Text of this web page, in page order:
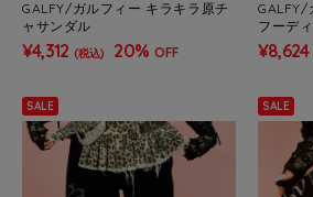
GALFY/ガルフィー キラキラ原チ
ャサンダル
¥4,312 (税込) 20% OFF
GALFY/
フーデ
¥8,624
SALE SALE